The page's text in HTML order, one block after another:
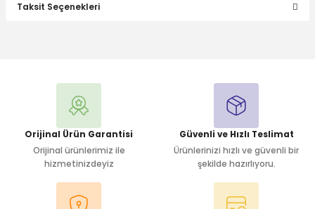
Taksit Seçenekleri
Orijinal Ürün Garantisi
Orijinal ürünlerimiz ile
hizmetinizdeyiz
Güvenli ve Hızlı Teslimat
Ürünlerinizi hızlı ve güvenli bir
şekilde hazırlıyoru.